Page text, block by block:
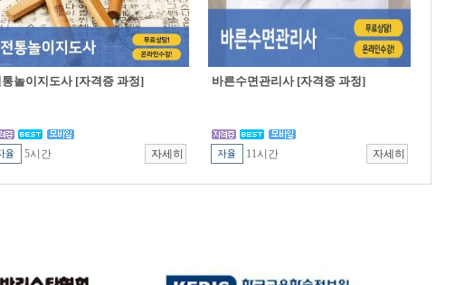
통놀이지도사 [자격증 과정]
5시간
바른수면관리사 [자격증 과정]
11시간